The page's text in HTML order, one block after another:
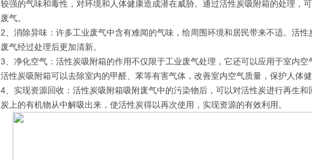
较强的气味和毒性，对环境和人体健康造成潜在威胁。通过活性炭吸附箱的处理，
废气。
2、消除异味：许多工业废气中含有难闻的气味，给周围环境和居民带来不适。活
废气经过处理后更加清新。
3、净化空气：活性炭吸附箱的作用不仅限于工业废气处理，它还可以应用于室内
活性炭吸附箱可以去除室内的甲醛、苯等有害气体，改善室内空气质量，保护人体健
4、实现资源回收：活性炭吸附箱吸附废气中的污染物后，可以对活性炭进行再生
炭上的有机物从中解吸出来，使活性炭得以再次使用，实现资源的有效利用。